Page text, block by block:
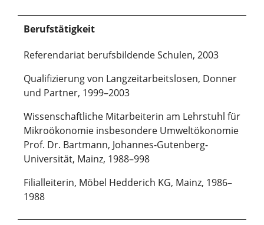
Berufstätigkeit
Referendariat berufsbildende Schulen, 2003
Qualifizierung von Langzeitarbeitslosen, Donner
und Partner, 1999–2003
Wissenschaftliche Mitarbeiterin am Lehrstuhl für
Mikroökonomie insbesondere Umweltökonomie
Prof. Dr. Bartmann, Johannes-Gutenberg-
Universität, Mainz, 1988–998
Filialleiterin, Möbel Hedderich KG, Mainz, 1986–
1988